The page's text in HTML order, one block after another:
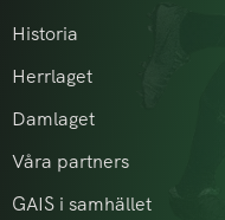
Historia
Herrlaget
Damlaget
Våra partners
GAIS i samhället